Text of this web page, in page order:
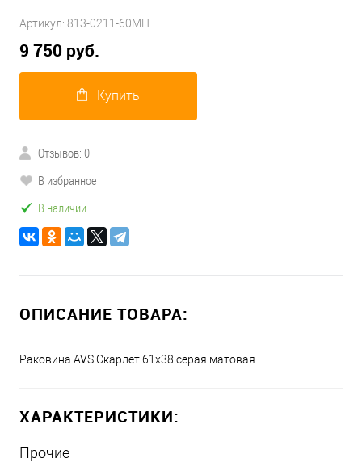
Артикул: 813-0211-60MH
9 750 руб.
Купить
Отзывов: 0
В избранное
В наличии
ОПИСАНИЕ ТОВАРА:
Раковина AVS Скарлет 61x38 серая матовая
ХАРАКТЕРИСТИКИ:
Прочие